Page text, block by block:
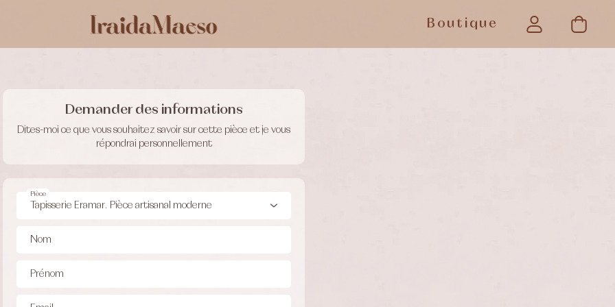
Boutique
Demander des informations
Dites-moi ce que vous souhaitez savoir sur cette pièce et je vous
répondrai personnellement
Pièce
Nom
Prénom